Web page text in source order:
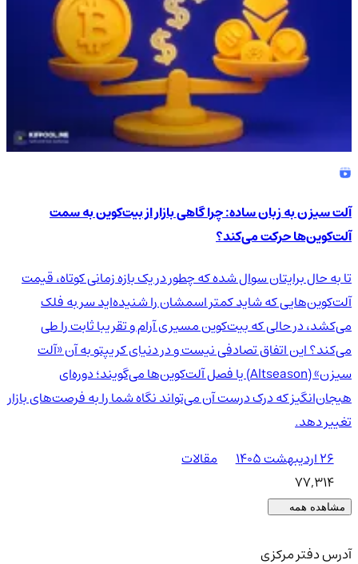
آلت سیزن به زبان ساده: چرا گاهی بازار از بیت‌کوین به سمت
آلت‌کوین‌ها حرکت می‌کند؟
تا به حال برایتان سوال شده که چطور در یک بازه زمانی کوتاه، قیمت
آلت‌کوین‌هایی که شاید کمتر اسمشان را شنیده‌اید سر به فلک
می‌کشد، در حالی که بیت‌کوین مسیری آرام و تقریبا ثابت را طی
می‌کند؟ این اتفاق تصادفی نیست و در دنیای کریپتو به آن «آلت
سیزن» (Altseason) یا فصل آلت‌کوین‌ها می‌گویند؛ دوره‌ای
هیجان‌انگیز که درک درست آن می‌تواند نگاه شما را به فرصت‌های بازار
تغییر دهد.
۲۶ اردیبهشت ۱۴۰۵
مقالات
77,314
مشاهده همه
آدرس دفتر مرکزی